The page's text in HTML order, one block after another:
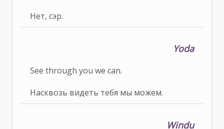
Нет, сэр.
Yoda
See through you we can.
Насквозь видеть тебя мы можем.
Windu